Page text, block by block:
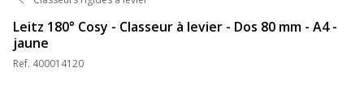
Leitz 180° Cosy - Classeur à levier - Dos 80 mm - A4 -
jaune
Ref. 400014120